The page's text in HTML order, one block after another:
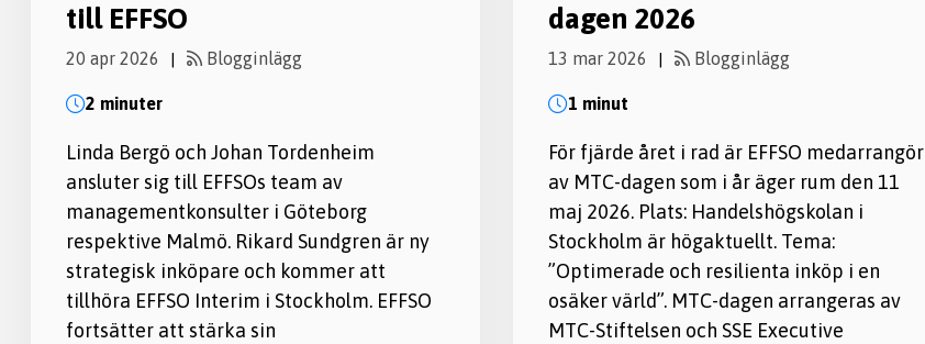
till EFFSO
20 apr 2026 | Blogginlägg
2 minuter
Linda Bergö och Johan Tordenheim
ansluter sig till EFFSOs team av
managementkonsulter i Göteborg
respektive Malmö. Rikard Sundgren är ny
strategisk inköpare och kommer att
tillhöra EFFSO Interim i Stockholm. EFFSO
fortsätter att stärka sin
dagen 2026
13 mar 2026 | Blogginlägg
1 minut
För fjärde året i rad är EFFSO medarrangör
av MTC-dagen som i år äger rum den 11
maj 2026. Plats: Handelshögskolan i
Stockholm är högaktuellt. Tema:
”Optimerade och resilienta inköp i en
osäker värld”. MTC-dagen arrangeras av
MTC-Stiftelsen och SSE Executive